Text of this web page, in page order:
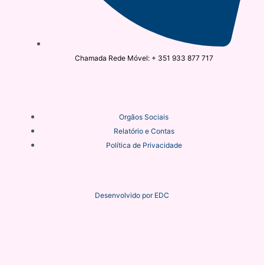
Chamada Rede Móvel: + 351 933 877 717
Orgãos Sociais
Relatório e Contas
Política de Privacidade
Desenvolvido por EDC